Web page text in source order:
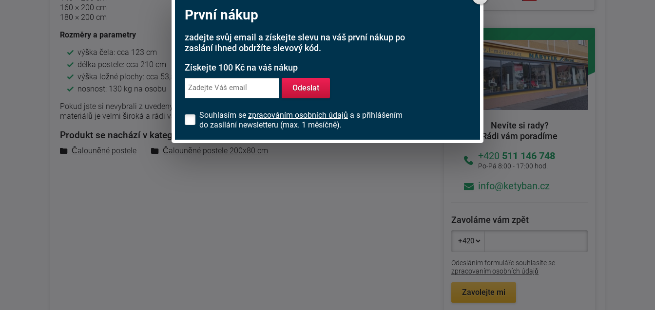
160 × 200 cm
180 × 200 cm
Rozměry a parametry
výška čela: cca 123 cm
délka postele: cca 210 cm
výška ložné plochy: cca 53,5 cm
nosnost: 130 kg na osobu
Pokud jste si nevybrali z uvedených látek, neváhejte nás kontaktovat. Nabídka potahových
materiálů je velmi široká a rádi vám pomůžeme vybrat variantu přesně podle vašich představ.
Produkt se nachází v kategoriích:
Čalouněné postele Čalouněné postele 200x80 cm
Nevíte si rady?
Rádi vám poradíme
+420 511 146 748
Po-Pá 8:00 - 17:00 hod.
info@ketyban.cz
Zavoláme vám zpět
Odesláním formuláře souhlasíte se
zpracovaním osobních údajů
Zavolejte mi
První nákup
zadejte svůj email a získejte slevu na váš první nákup po
zaslání ihned obdržíte slevový kód.
Získejte 100 Kč na váš nákup
Odeslat
Souhlasím se zpracováním osobních údajů a s přihlášením
do zasílání newsletteru (max. 1 měsíčně).